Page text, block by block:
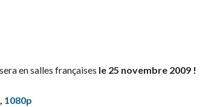
sera en salles françaises le 25 novembre 2009 !
, 1080p